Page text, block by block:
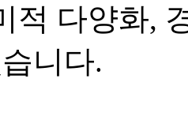
적 다양화,
니다.